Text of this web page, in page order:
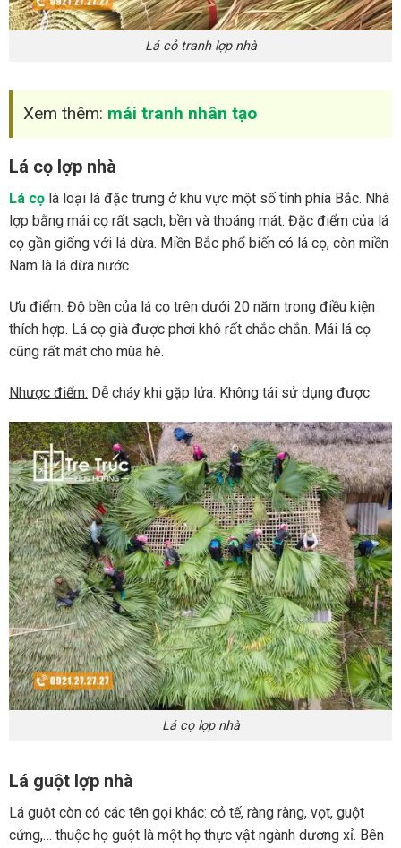
Lá cỏ tranh lợp nhà
Xem thêm: mái tranh nhân tạo
Lá cọ lợp nhà
Lá cọ là loại lá đặc trưng ở khu vực một số tỉnh phía Bắc. Nhà
lợp bằng mái cọ rất sạch, bền và thoáng mát. Đặc điểm của lá
cọ gần giống với lá dừa. Miền Bắc phổ biến có lá cọ, còn miền
Nam là lá dừa nước.
Ưu điểm: Độ bền của lá cọ trên dưới 20 năm trong điều kiện
thích hợp. Lá cọ già được phơi khô rất chắc chắn. Mái lá cọ
cũng rất mát cho mùa hè.
Nhược điểm: Dễ cháy khi gặp lửa. Không tái sử dụng được.
Lá cọ lợp nhà
Lá guột lợp nhà
Lá guột còn có các tên gọi khác: cỏ tế, ràng ràng, vọt, guột
cứng,… thuộc họ guột là một họ thực vật ngành dương xỉ. Bên